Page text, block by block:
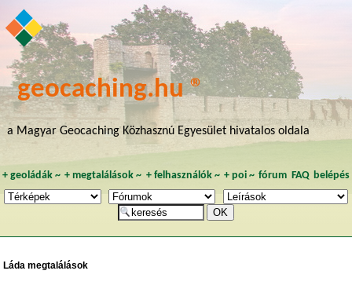
geocaching.hu ®
a Magyar Geocaching Közhasznú Egyesület hivatalos oldala
+ geoládák~ +megtalálások ~ + felhasználók~ + poi~ fórum FAQ belépés
Láda megtalálások